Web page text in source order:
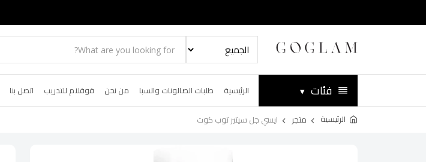
فئات ▾ الرئيسية طلبات الصالونات والسبا من نحن قوقلام للتدريب اتصل بنا
الرئيسية متجر ايسي جل سيتير توب كوت